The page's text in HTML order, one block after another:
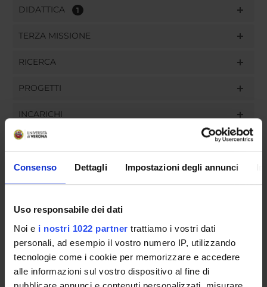
Consenso Dettagli Impostazioni degli annunci
Uso responsabile dei dati
Noi e i nostri 1022 partner trattiamo i vostri dati
personali, ad esempio il vostro numero IP, utilizzando
tecnologie come i cookie per memorizzare e accedere
alle informazioni sul vostro dispositivo al fine di
DIDATTICA 1
TERZA MISSIONE
RICERCA
PROGETTI
INCARICHI
GOVERNANCE
COMMISSIONI
UFFICI E STRUTTURE DI SERVIZIO
SERVIZI DI SEGRETERIA STUDENTI